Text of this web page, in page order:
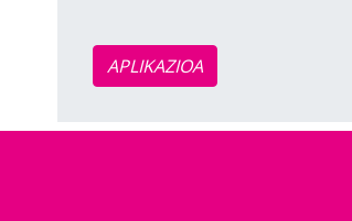
APLIKAZIOA